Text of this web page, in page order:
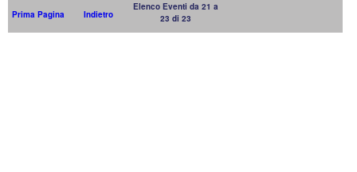
Prima Pagina Indietro
Elenco Eventi da 21 a
23 di 23